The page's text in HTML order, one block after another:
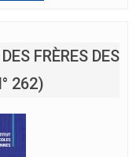
FRÈRES DES
262)